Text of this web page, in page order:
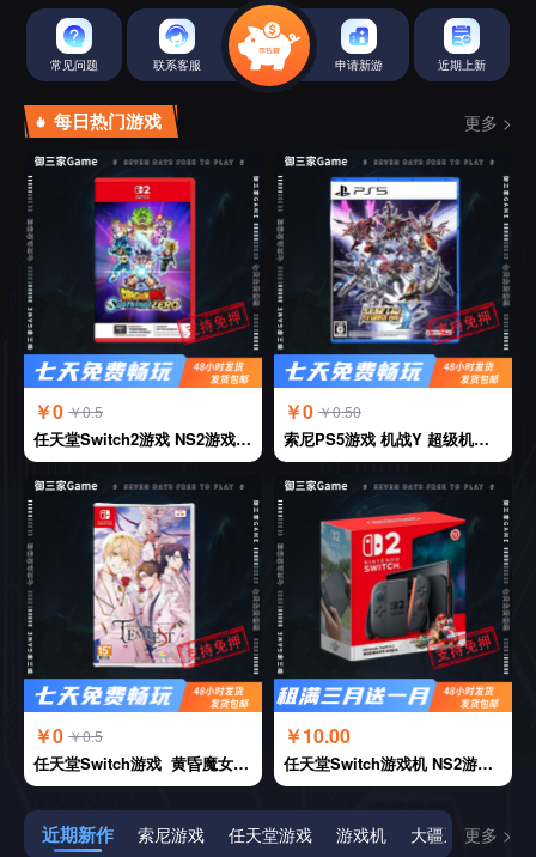
常见问题 联系客服 申请新游 近期上新
每日热门游戏 更多 >
￥0 ￥0.5
任天堂Switch2游戏 NS2游戏 七龙珠 电光炸裂 ZERO 中文
￥0 ￥0.50
索尼PS5游戏 机战Y 超级机器人大战Y 中文
￥0 ￥0.5
任天堂Switch游戏 黄昏魔女FD 连缀之时的拂晓 中文
￥10.00
任天堂Switch游戏机 NS2游戏机 NS2代游戏机 家用游戏机
近期新作 索尼游戏 任天堂游戏 游戏机 大疆系列更多 >